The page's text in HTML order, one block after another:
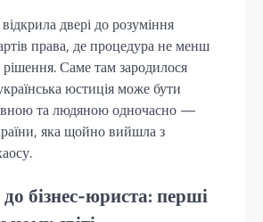
двері до розуміння
права, де процедура не менш
Саме там зародилося
юстиція може бути
та людяною одночасно —
яка щойно вийшла з
бізнес-юриста: перші